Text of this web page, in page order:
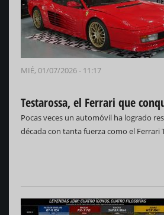
MIÉ, 01/07/2026 - 11:17
Testarossa, el Ferrari que
Pocas veces un automóvil ha logrado
década con tanta fuerza como el Ferrari